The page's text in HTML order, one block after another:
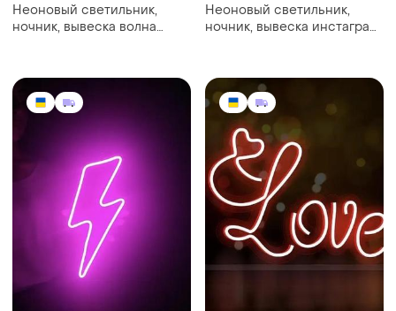
Неоновый светильник,
ночник, вывеска волна
Неоновый светильник,
ночник, вывеска инстаграм